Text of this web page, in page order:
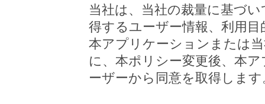
当社は、当社の裁量に基づ
得するユーザー情報、利用
本アプリケーションまたは
に、本ポリシー変更後、本
ーザーから同意を取得しま